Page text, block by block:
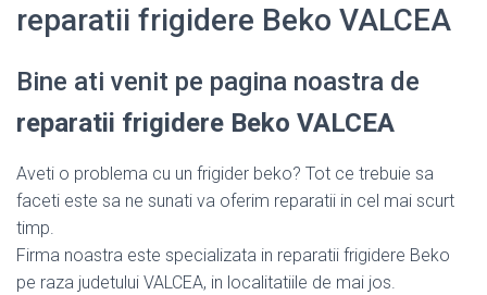
reparatii frigidere Beko VALCEA
Bine ati venit pe pagina noastra de
reparatii frigidere Beko VALCEA
Aveti o problema cu un frigider beko? Tot ce trebuie sa
faceti este sa ne sunati va oferim reparatii in cel mai scurt
timp.
Firma noastra este specializata in reparatii frigidere Beko
pe raza judetului VALCEA, in localitatiile de mai jos.